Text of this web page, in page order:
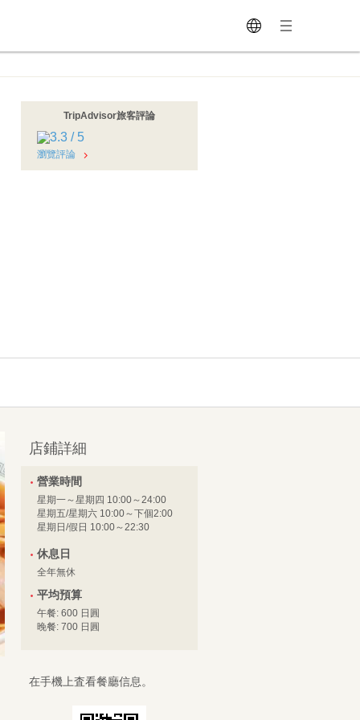
TripAdvisor旅客評論
瀏覽評論
店鋪詳細
營業時間
星期一～星期四 10:00～24:00
星期五/星期六 10:00～下個2:00
星期日/假日 10:00～22:30
休息日
全年無休
平均預算
午餐: 600 日圓
晚餐: 700 日圓
在手機上査看餐廳信息。